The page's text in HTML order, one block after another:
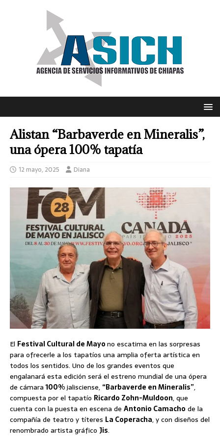
Alistan “Barbaverde en Mineralis”,
una ópera 100% tapatía
12 mayo, 2025 Diana
El Festival Cultural de Mayono escatima en las sorpresas
para ofrecerle a los tapatíos una amplia oferta artística en
todos los sentidos. Uno de los grandes eventos que
engalanará esta edición será el estreno mundial de una ópera
de cámara100%jalisciense, “Barbaverde en Mineralis”,
compuesta por el tapatío Ricardo Zohn-Muldoon, que
cuenta con la puesta en escena de Antonio Camacho de la
compañía de teatro y títeres La Coperacha, y con diseños del
renombrado artista gráfico Jis.